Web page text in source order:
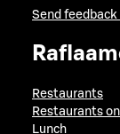
Send
Restaurants
Restaurants
Lunch